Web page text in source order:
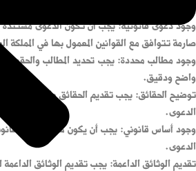
المدعي والمدعى عليه.
وجود دعوى قانونية: يجب أن تكون الدعوى مستندة
صارمة تتوافق مع القوانين المعمول بها في المملكة
وجود مطالب محددة: يجب تحديد المطالب والحقوق
واضح ودقيق.
توضيح الحقائق: يجب تقديم الحقائق والأدلة التي
الدعوى.
وجود أساس قانوني: يجب أن يكون هناك أساس
الدعوى.
تقديم الوثائق الداعمة: يجب تقديم الوثائق الداعمة